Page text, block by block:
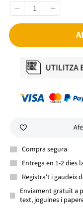
Compra segura
Entrega en 1-2 dies
Registra't i gaudeix
Enviament gratuït a
text, joguines i